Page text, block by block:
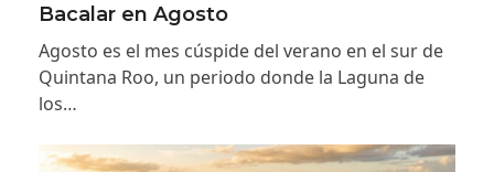
Bacalar en Agosto
Agosto es el mes cúspide del verano en el sur de
Quintana Roo, un periodo donde la Laguna de
los…